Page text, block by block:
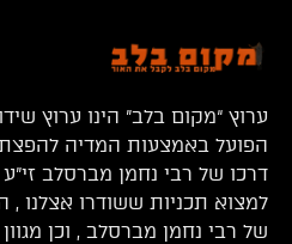
ערוץ “מקום בלב” הינו ערוץ
הפועל באמצעות המדיה
דרכו של רבי נחמן מברסלב
למצוא תכניות ששודרו אצלנו ,
של רבי נחמן מברסלב , וכן מגוון